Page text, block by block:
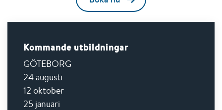
Kommande utbildningar
GÖTEBORG
24 augusti
12 oktober
25 januari